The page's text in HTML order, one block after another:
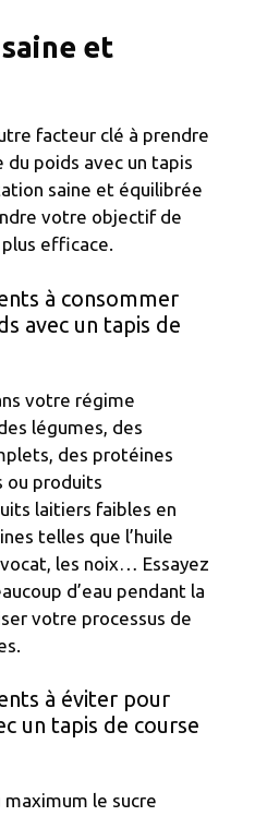
et
facteur clé à prendre
poids avec un tapis
saine et équilibrée
votre objectif de
efficace.
à consommer
avec un tapis de
votre régime
légumes, des
des protéines
ou produits
laitiers faibles en
telles que l’huile
les noix… Essayez
d’eau pendant la
votre processus de
à éviter pour
un tapis de course
le sucre